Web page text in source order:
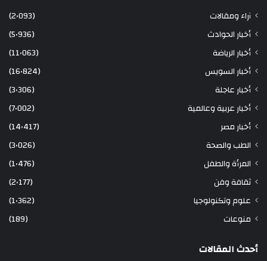
آراء ومقالات
(2٬093)
أخبار الحوادث
(5٬936)
أخبار الرياضة
(11٬063)
أخبار السويس
(16٬824)
أخبار عاجلة
(3٬306)
أخبار عربية وعالمية
(7٬002)
أخبار مصر
(14٬417)
الطب والصحة
(3٬026)
المرأة والطفل
(1٬476)
ثقافة وفن
(2٬177)
علوم وتكنولوجيا
(1٬362)
منوعات
(189)
أحدث المقالات